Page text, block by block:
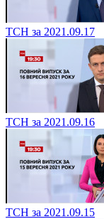
ТСН за 2021.09.17
ТСН за 2021.09.16
ТСН за 2021.09.15